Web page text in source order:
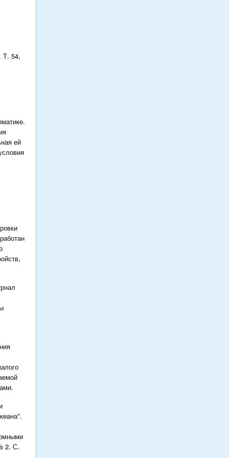
Т. 54,
ей
2. С.